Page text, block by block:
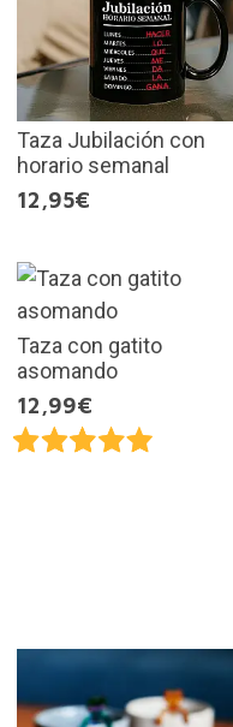
Taza Jubilación con
horario semanal
12,95€
Taza con gatito
asomando
12,99€